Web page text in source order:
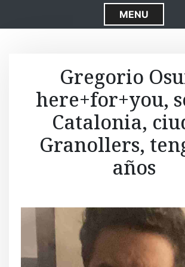
S
k
o
o
n
e
n
t
MENU
Gregorio
here+for+you,
Catalonia,
Granollers,
años